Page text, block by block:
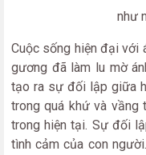
như người
Cuộc sống hiện đại với
gương đã làm lu mờ
tạo ra sự đối lập giữa
trong quá khứ và vầng
trong hiện tại. Sự đối
tình cảm của con